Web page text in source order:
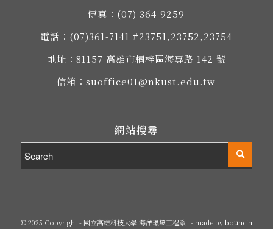
傳真：(07) 364-9259
電話： (07)361-7141 #23751,23752,23754
地址： 81157 高雄市楠梓區海專路 142 號
信箱：suoffice01@nkust.edu.tw
網站搜尋
© 2025 Copyright - 國立高雄科技大學 海洋環境工程系 - made bybouncin